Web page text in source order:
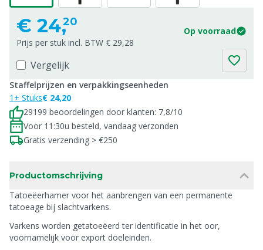
€ 24,20
Op voorraad
Prijs per stuk incl. BTW € 29,28
Vergelijk
Staffelprijzen en verpakkingseenheden
1+ Stuks€ 24,20
29199 beoordelingen door klanten: 7,8/10
Voor 11:30u besteld, vandaag verzonden
Gratis verzending > €250
Productomschrijving
Tatoeëerhamer voor het aanbrengen van een permanente
tatoeage bij slachtvarkens.
Varkens worden getatoeëerd ter identificatie in het oor,
voornamelijk voor export doeleinden.